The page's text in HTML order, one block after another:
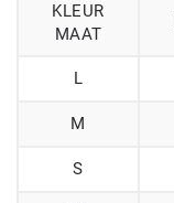
KLEUR
MAAT
L
M
S